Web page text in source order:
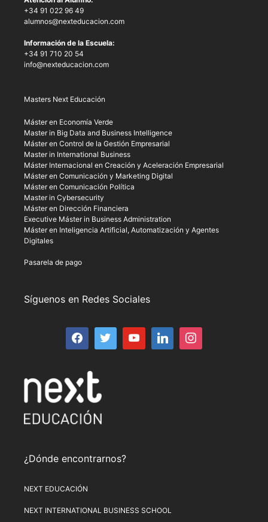
+34 91 022 96 49
alumnos@nexteducacion.com
Información de la Escuela:
+34 91 710 20 54
info@nexteducacion.com
Masters Next Educación
Máster en Economía Verde
Master in Big Data and Business Intelligence
Máster en Control de la Gestión Empresarial
Master in International Business
Máster Internacional en Creación y Aceleración Empresarial
Máster en Comunicación y Marketing Digital
Máster en Comunicación Política
Master in Cybersecurity
Máster en Dirección Financiera
Executive Máster in Business Administration
Máster en Inteligencia Artificial, Automatización y Agentes
Digitales
Pasarela de pago
Síguenos en Redes Sociales
¿Dónde encontrarnos?
NEXT EDUCACIÓN
NEXT INTERNATIONAL BUSINESS SCHOOL